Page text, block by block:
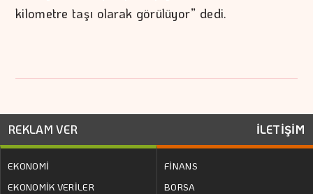
kilometre taşı olarak görülüyor” dedi.
REKLAM VER İLETİŞİM
EKONOMİ
EKONOMİK VERİLER
FİNANS
BORSA